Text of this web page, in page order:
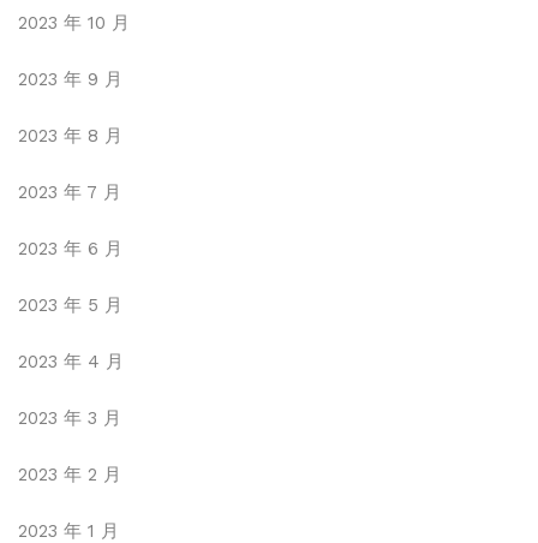
2023 年 10 月
2023 年 9 月
2023 年 8 月
2023 年 7 月
2023 年 6 月
2023 年 5 月
2023 年 4 月
2023 年 3 月
2023 年 2 月
2023 年 1 月